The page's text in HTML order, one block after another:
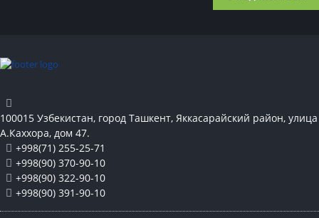
100015 Узбекистан, город Ташкент, Яккасарайский район, улица
А.Каххора, дом 47.
+998(71) 255-25-71
+998(90) 370-90-10
+998(90) 322-90-10
+998(90) 391-90-10